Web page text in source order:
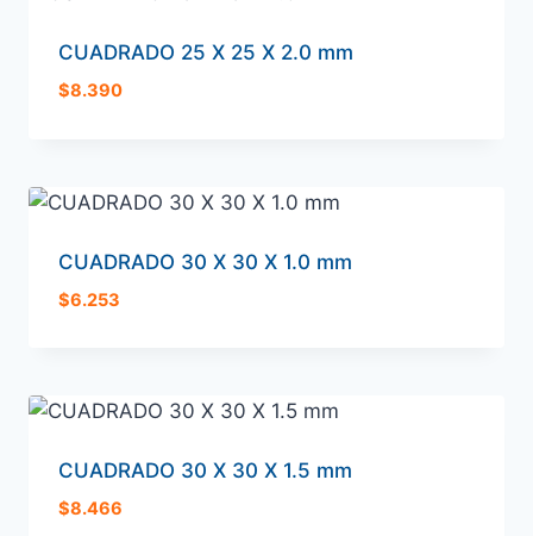
CUADRADO 25 X 25 X 2.0 mm
$8.390
CUADRADO 30 X 30 X 1.0 mm
$6.253
CUADRADO 30 X 30 X 1.5 mm
$8.466